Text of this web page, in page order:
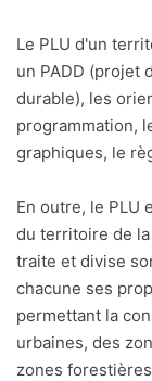
Le PLU d'un
un PADD (projet
durable), les
programmation,
graphiques, le
En outre, le PLU
du territoire de
traite et divise
chacune ses
permettant la
urbaines, des
zones